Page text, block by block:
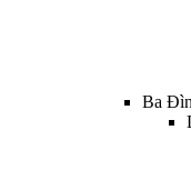
Ba